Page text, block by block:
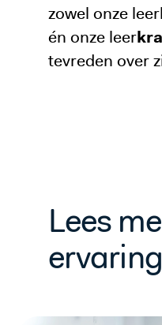
zowel onze
én onze leer
tevreden over
Lees